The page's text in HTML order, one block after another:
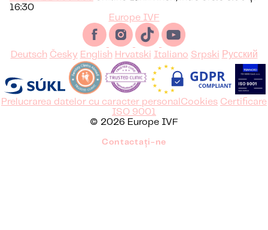
16:30
Europe IVF
Deutsch Česky English Hrvatski Italiano Srpski Русский
Prelucrarea datelor cu caracter personal Cookies Certificare
ISO 9001
© 2026 Europe IVF
Contactați-ne